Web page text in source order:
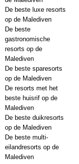
De beste luxe resorts
op de Malediven
De beste
gastronomische
resorts op de
Malediven
De beste sparesorts
op de Malediven
De resorts met het
beste huisrif op de
Malediven
De beste duikresorts
op de Malediven
De beste multi-
eilandresorts op de
Malediven